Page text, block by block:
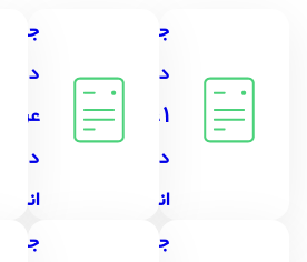
جزوه
درس
1 عربی
دهم
انسانی
جزوه
عربی
دهم
انسانی
جزوه
جزوه